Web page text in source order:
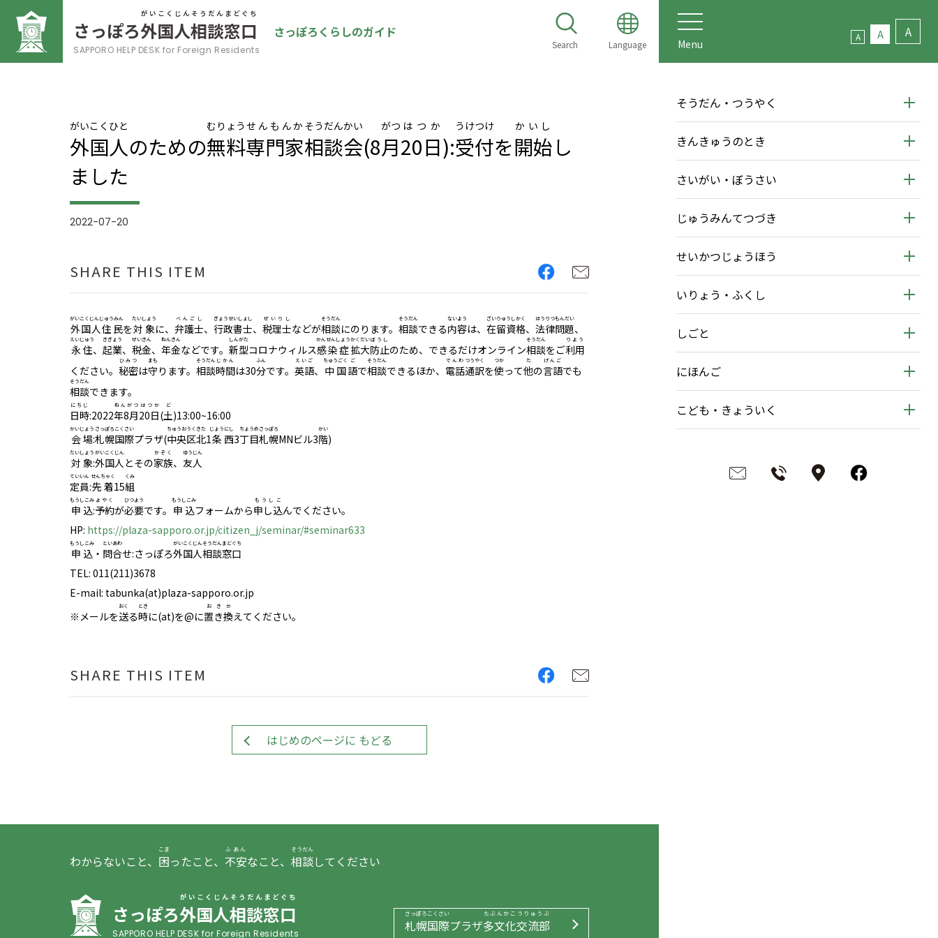
さっぽろ外国人相談窓口
がいこくじんそうだんまどぐち
SAPPORO HELP DESK for Foreign Residents
さっぽろくらしのガイド
Search Language Menu
A A A
そうだん・つうやく
きんきゅうのとき
さいがい・ぼうさい
じゅうみんてつづき
せいかつじょうほう
いりょう・ふくし
しごと
にほんご
こども・きょういく
外国
がいこく
人
ひと
のための無料
むりょう
専門家
せんもんか
相談
そうだん
会
かい
(8月
がつ
20日
はつか
):受付
うけつけ
を開始
かいし
し
ました
2022-07-20
SHARE THIS ITEM
外国人住民
がいこくじんじゅうみん
を対象
たいしょう
に、 弁護士
べんごし
、 行政書士
ぎょうせいしょし
、 税理士
ぜいりし
などが相談
そうだん
にのります。 相談
そうだん
できる内容
ないよう
は、 在留資格
ざいりゅうしかく
、 法律
ほうりつ
問題
もんだい
、
永住
えいじゅう
、 起業
きぎょう
、 税金
ぜいきん
、 年金
ねんきん
などです。 新型
しんがた
コロナウィルス感染症
かんせんしょう
拡大
かくだい
防止
ぼうし
のため、できるだけオンライン相談
そうだん
をご利用
りよう
ください。 秘密
ひみつ
は守
まも
ります。 相談
そうだん
時間
じかん
は30分
ふん
です。 英語
えいご
、 中国
ちゅうごく
語
ご
で相談
そうだん
できるほか、 電話
でんわ
通訳
つうやく
を使
つか
って他
た
の言語
げんご
でも
相談
そうだん
できます。
日時
にちじ
:2022年8月
ねんがつ
20日
はつか
(土)
ど
13:00~16:00
会場
かいじょう
:札幌
さっぽろ
国際
こくさい
プラザ(中央区
ちゅうおうく
北
きた
1条
じょう
西
にし
3丁目
ちょうめ
札幌
さっぽろ
MNビル3階
かい
)
対象
たいしょう
:外国人
がいこくじん
とその家族
かぞく
、 友人
ゆうじん
定員
ていいん
:先着
せんちゃく
15組
くみ
申込
もうしこみ
:予約
よやく
が必要
ひつよう
です。 申込
もうしこみ
フォームから申し込
もうしこ
んでください。
HP: https://plaza-sapporo.or.jp/citizen_j/seminar/#seminar633
申込
もうしこみ
・ 問合
といあわ
せ:さっぽろ外国人
がいこくじん
相談窓口
そうだんまどぐち
TEL: 011(211)3678
E-mail: tabunka(at)plaza-sapporo.or.jp
※メールを送
おく
る時
とき
に(at)を@に置き換
おきか
えてください。
SHARE THIS ITEM
はじめのページに もどる
わからないこと、 困
こま
ったこと、 不安
ふあん
なこと、 相談
そうだん
してください
さっぽろ外国人相談窓口
がいこくじんそうだんまどぐち
SAPPORO HELP DESK for Foreign Residents 札幌国際
さっぽろこくさい
プラザ多文化交流部
たぶんかこうりゅうぶ